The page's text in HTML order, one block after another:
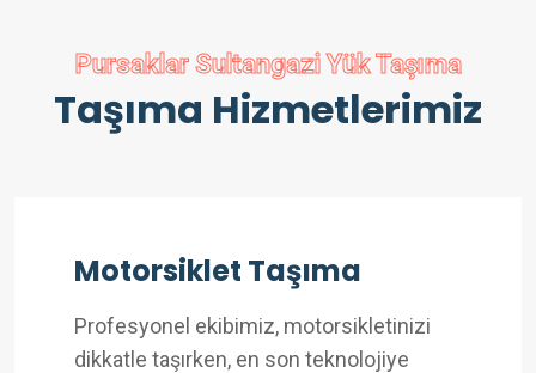
Pursaklar Sultangazi Yük Taşıma
Taşıma Hizmetlerimiz
Motorsiklet Taşıma
Profesyonel ekibimiz, motorsikletinizi
dikkatle taşırken, en son teknolojiye